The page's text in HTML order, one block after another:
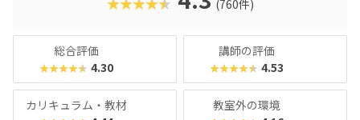
(760件)
総合評価
★★★★★ 4.30
講師の評価
★★★★★ 4.53
カリキュラム・教材 教室外の環境